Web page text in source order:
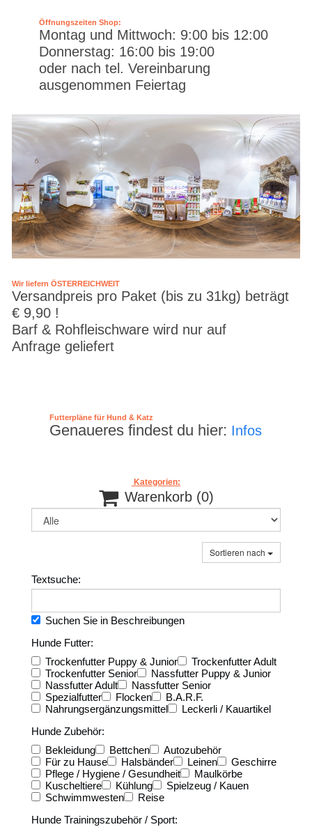
Öffnungszeiten Shop:
Montag und Mittwoch: 9:00 bis 12:00
Donnerstag: 16:00 bis 19:00
oder nach tel. Vereinbarung
ausgenommen Feiertag
Wir liefern ÖSTERREICHWEIT
Versandpreis pro Paket (bis zu 31kg) beträgt
€ 9,90 !
Barf & Rohfleischware wird nur auf
Anfrage geliefert
Futterpläne für Hund & Katz
Genaueres findest du hier: Infos
Kategorien:
 Warenkorb (0)
Sortieren nach
Textsuche:
Suchen Sie in Beschreibungen
Hunde Futter:
Trockenfutter Puppy & Junior
Trockenfutter Adult
Trockenfutter Senior
Nassfutter Puppy & Junior
Nassfutter Adult
Nassfutter Senior
Spezialfutter
Flocken
B.A.R.F.
Nahrungsergänzungsmittel
Leckerli / Kauartikel
Hunde Zubehör:
Bekleidung
Bettchen
Autozubehör
Für zu Hause
Halsbänder Leinen
Geschirre
Pflege / Hygiene / Gesundheit
Maulkörbe
Kuscheltiere
Kühlung
Spielzeug / Kauen
Schwimmwesten
Reise
Hunde Trainingszubehör / Sport: